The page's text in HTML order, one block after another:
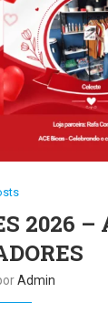
2026 –
Admin